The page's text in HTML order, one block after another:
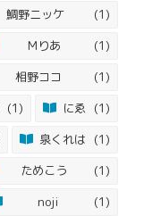
鯛野ニッケ
(1)
Mりあ
(1)
相野ココ
(1)
(1) にゑ
(1)
泉くれは
(1)
ためこう
(1)
noji
(1)